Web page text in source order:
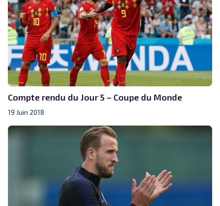
Compte rendu du Jour 5 – Coupe du Monde
19 Juin 2018